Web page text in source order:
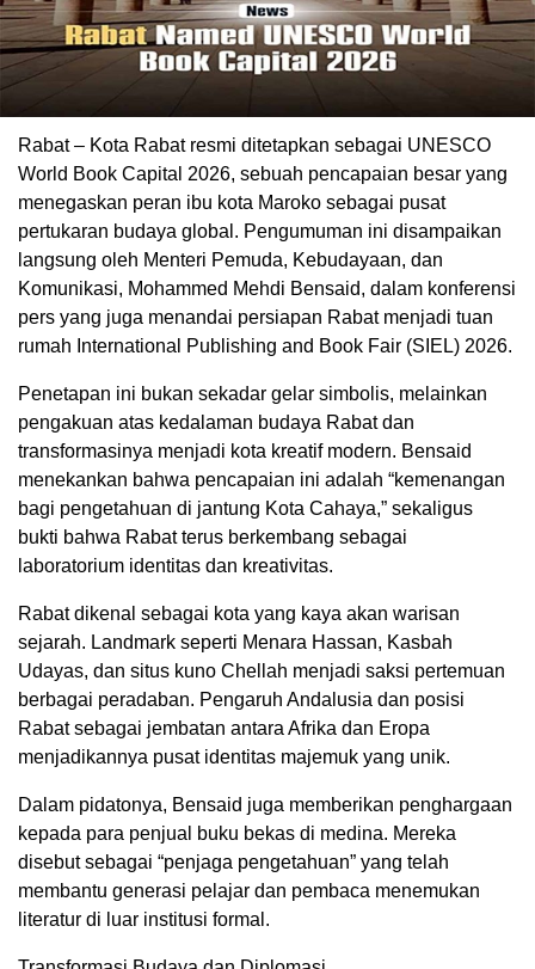
Rabat – Kota Rabat resmi ditetapkan sebagai UNESCO
World Book Capital 2026, sebuah pencapaian besar yang
menegaskan peran ibu kota Maroko sebagai pusat
pertukaran budaya global. Pengumuman ini disampaikan
langsung oleh Menteri Pemuda, Kebudayaan, dan
Komunikasi, Mohammed Mehdi Bensaid, dalam konferensi
pers yang juga menandai persiapan Rabat menjadi tuan
rumah International Publishing and Book Fair (SIEL) 2026.
Penetapan ini bukan sekadar gelar simbolis, melainkan
pengakuan atas kedalaman budaya Rabat dan
transformasinya menjadi kota kreatif modern. Bensaid
menekankan bahwa pencapaian ini adalah “kemenangan
bagi pengetahuan di jantung Kota Cahaya,” sekaligus
bukti bahwa Rabat terus berkembang sebagai
laboratorium identitas dan kreativitas.
Rabat dikenal sebagai kota yang kaya akan warisan
sejarah. Landmark seperti Menara Hassan, Kasbah
Udayas, dan situs kuno Chellah menjadi saksi pertemuan
berbagai peradaban. Pengaruh Andalusia dan posisi
Rabat sebagai jembatan antara Afrika dan Eropa
menjadikannya pusat identitas majemuk yang unik.
Dalam pidatonya, Bensaid juga memberikan penghargaan
kepada para penjual buku bekas di medina. Mereka
disebut sebagai “penjaga pengetahuan” yang telah
membantu generasi pelajar dan pembaca menemukan
literatur di luar institusi formal.